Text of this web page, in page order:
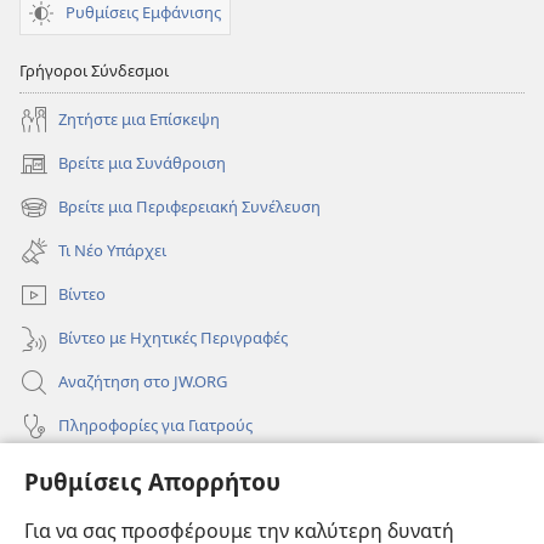
Ρυθμίσεις Απορρήτου
Για να σας προσφέρουμε την καλύτερη δυνατή
Ρυθμίσεις Εμφάνισης
Γρήγοροι Σύνδεσμοι
Ζητήστε μια Επίσκεψη
Βρείτε μια Συνάθροιση
(ανοίγει
νέο
παράθυρο)
Βρείτε μια Περιφερειακή Συνέλευση
(ανοίγει
νέο
παράθυρο)
Τι Νέο Υπάρχει
Βίντεο
Βίντεο με Ηχητικές Περιγραφές
Αναζήτηση στο JW.ORG
Πληροφορίες για Γιατρούς
Πληροφορίες για Επίσημους Φορείς και ΜΜΕ